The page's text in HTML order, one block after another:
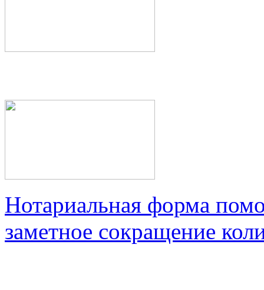
Нотариальная форма
заметное сокращение